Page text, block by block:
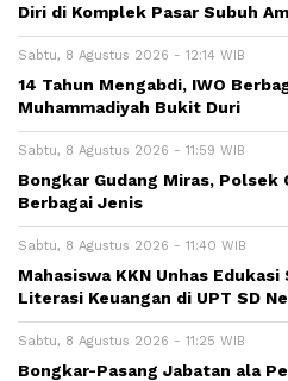
Diri di Komplek Pasar Subuh
Sabtu, 8 Agustus 2026 - 12:14 WIB
14 Tahun Mengabdi, IWO
Muhammadiyah Bukit Duri
Sabtu, 8 Agustus 2026 - 11:59 WIB
Bongkar Gudang Miras,
Berbagai Jenis
Sabtu, 8 Agustus 2026 - 11:40 WIB
Mahasiswa KKN Unhas
Literasi Keuangan di UPT SD
Sabtu, 8 Agustus 2026 - 11:25 WIB
Bongkar-Pasang Jabatan ala